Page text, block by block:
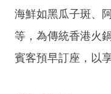
海鮮如黑瓜子斑、
等，為傳統香港火
賓客預早訂座，以